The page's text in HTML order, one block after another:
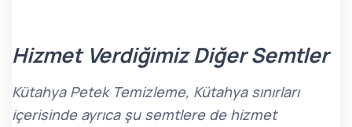
Hizmet Verdiğimiz Diğer Semtler
Kütahya Petek Temizleme, Kütahya sınırları
içerisinde ayrıca şu semtlere de hizmet